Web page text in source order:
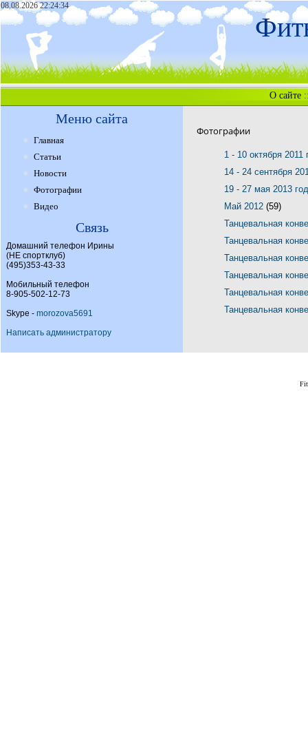
08.08.2026 22:24:34
О сайте
Меню сайта
Главная
Статьи
Новости
Фотографии
Видео
Связь
Домашний телефон Ирины
(НЕ спортклуб)
(495)353-43-33
Мобильный телефон
8-905-502-12-73
Skype - morozova5691
Написать администратору
Фотографии
1 - 10 октября 2011
14 - 24 сентября
19 - 27 мая 2013
Май 2012 (59)
Танцевальная
Танцевальная
Танцевальная
Танцевальная
Танцевальная
Танцевальная